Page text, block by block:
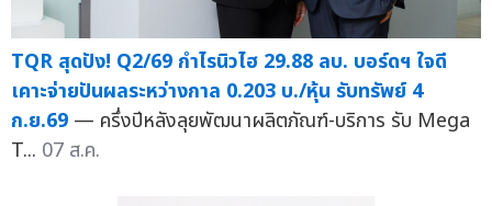
TQR สุดปัง! Q2/69 กำไรนิวไฮ 29.88 ลบ. บอร์ดฯ ใจดี
เคาะจ่ายปันผลระหว่างกาล 0.203 บ./หุ้น รับทรัพย์ 4
ก.ย.69 — ครึ่งปีหลังลุยพัฒนาผลิตภัณฑ์-บริการ รับ Mega
T... 07 ส.ค.